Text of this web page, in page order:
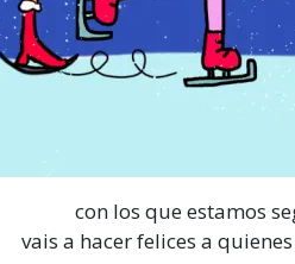
con los que estamos
vais a hacer felices a